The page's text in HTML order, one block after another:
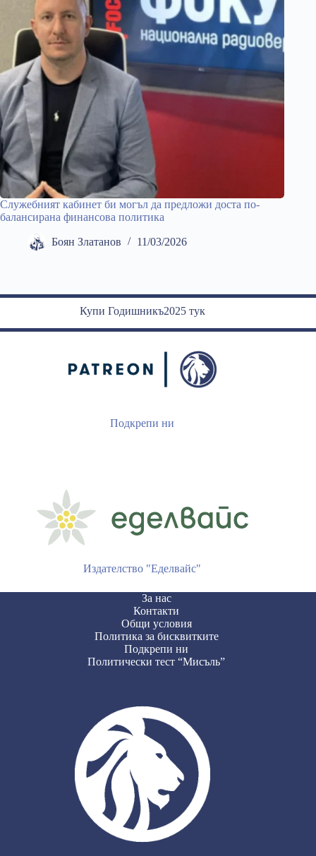
Служебният кабинет би могъл да предложи доста по-
балансирана финансова политика
Боян Златанов 11/03/2026
Купи Годишникъ2025 тук
Подкрепи ни
Издателство "Еделвайс"
За нас
Контакти
Общи условия
Политика за бисквитките
Подкрепи ни
Политически тест “Мисъль”